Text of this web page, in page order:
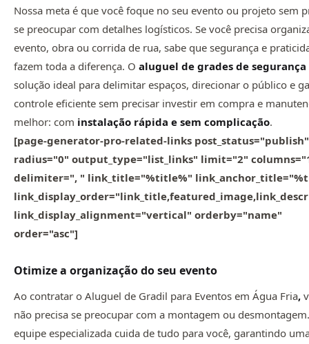
Nossa meta é que você foque no seu evento ou projeto sem
se preocupar com detalhes logísticos. Se você precisa
evento, obra ou corrida de rua, sabe que segurança e
fazem toda a diferença. O aluguel de grades de segurança
solução ideal para delimitar espaços, direcionar o público e
controle eficiente sem precisar investir em compra e
melhor: com instalação rápida e sem complicação.
[page-generator-pro-related-links post_status="publish"
radius="0" output_type="list_links" limit="2"
delimiter=", " link_title="%title%"
link_display_alignment="vertical" orderby="name"
order="asc"]
Otimize a organização do seu evento
Ao contratar o Aluguel de Gradil para Eventos em Água Fria,
não precisa se preocupar com a montagem ou
equipe especializada cuida de tudo para você, garantindo